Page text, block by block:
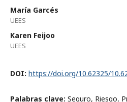
María Garcés
UEES
Karen Feijoo
UEES
DOI: https://doi.org/10.62325/
Palabras clave: Seguro, Riesgo,